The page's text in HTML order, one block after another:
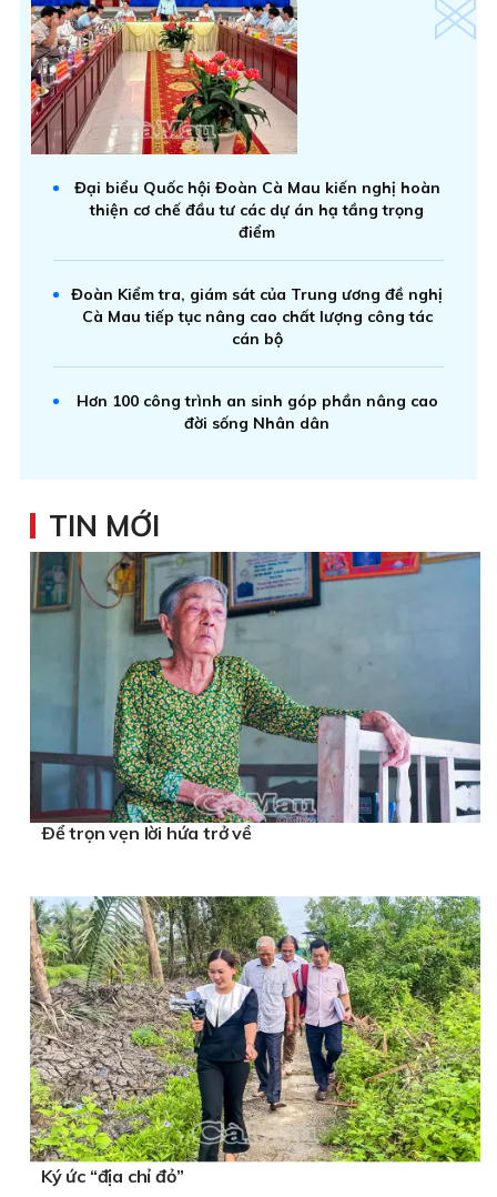
Đại biểu Quốc hội Đoàn Cà Mau kiến nghị hoàn
thiện cơ chế đầu tư các dự án hạ tầng trọng
điểm
Đoàn Kiểm tra, giám sát của Trung ương đề nghị
Cà Mau tiếp tục nâng cao chất lượng công tác
cán bộ
Hơn 100 công trình an sinh góp phần nâng cao
đời sống Nhân dân
TIN MỚI
Ðể trọn vẹn lời hứa trở về
Ký ức “địa chỉ đỏ”